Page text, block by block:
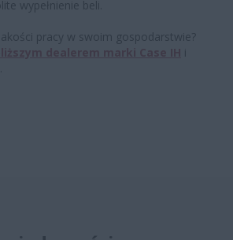
wypełnienie beli.
pracy w swoim gospodarstwie?
i